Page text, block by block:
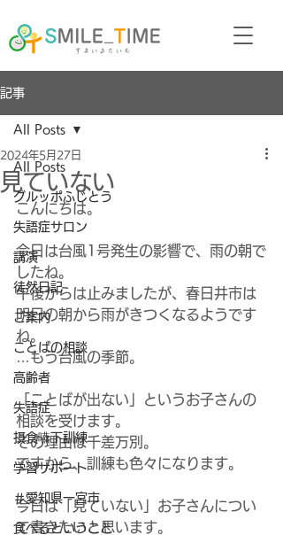
記事
All Posts
グルッポふじとう
失語症サロン
講演
徒然日記
ご案内
ことばの相談
高齢者
失語症
摂食嚥下訓練
学習サポート
＃愛知県一宮市
食べるということ
All Posts
見ていない
2024年5月27日
こんにちは。
今日は台風1号発生の影響で、雨の朝で
したね。
午後からは止みましたが、春日井市は
明日の朝から雨がきつくなるようです
ね。
…もう台風の季節。
「ことばが出ない」というお子さんの
相談を受けます。
その理由は千差万別。
ですから、訓練も色々になります。
今日は「見ていない」お子さんについ
て書きたいと思います。